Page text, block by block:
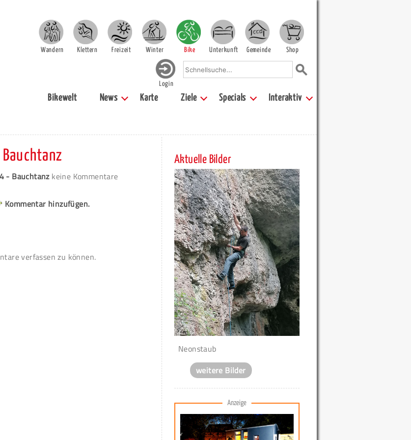
Wandern Klettern Freizeit Winter Bike Unterkunft Gemeinde Shop
Login
Bikewelt News Karte Ziele Specials Interaktiv
- Bauchtanzkeine Kommentare
Kommentar hinzufügen.
verfassen zu können.
Aktuelle Bilder
Neonstaub
weitere Bilder
Anzeige